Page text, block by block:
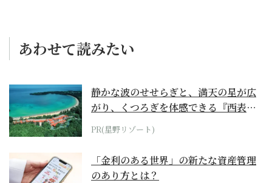
あわせて読みたい
静かな波のせせらぎと、満天の星が広
がり、くつろぎを体感できる『西表島
ホテル by...
PR(星野リゾート)
「金利のある世界」の新たな資産管理
のあり方とは？